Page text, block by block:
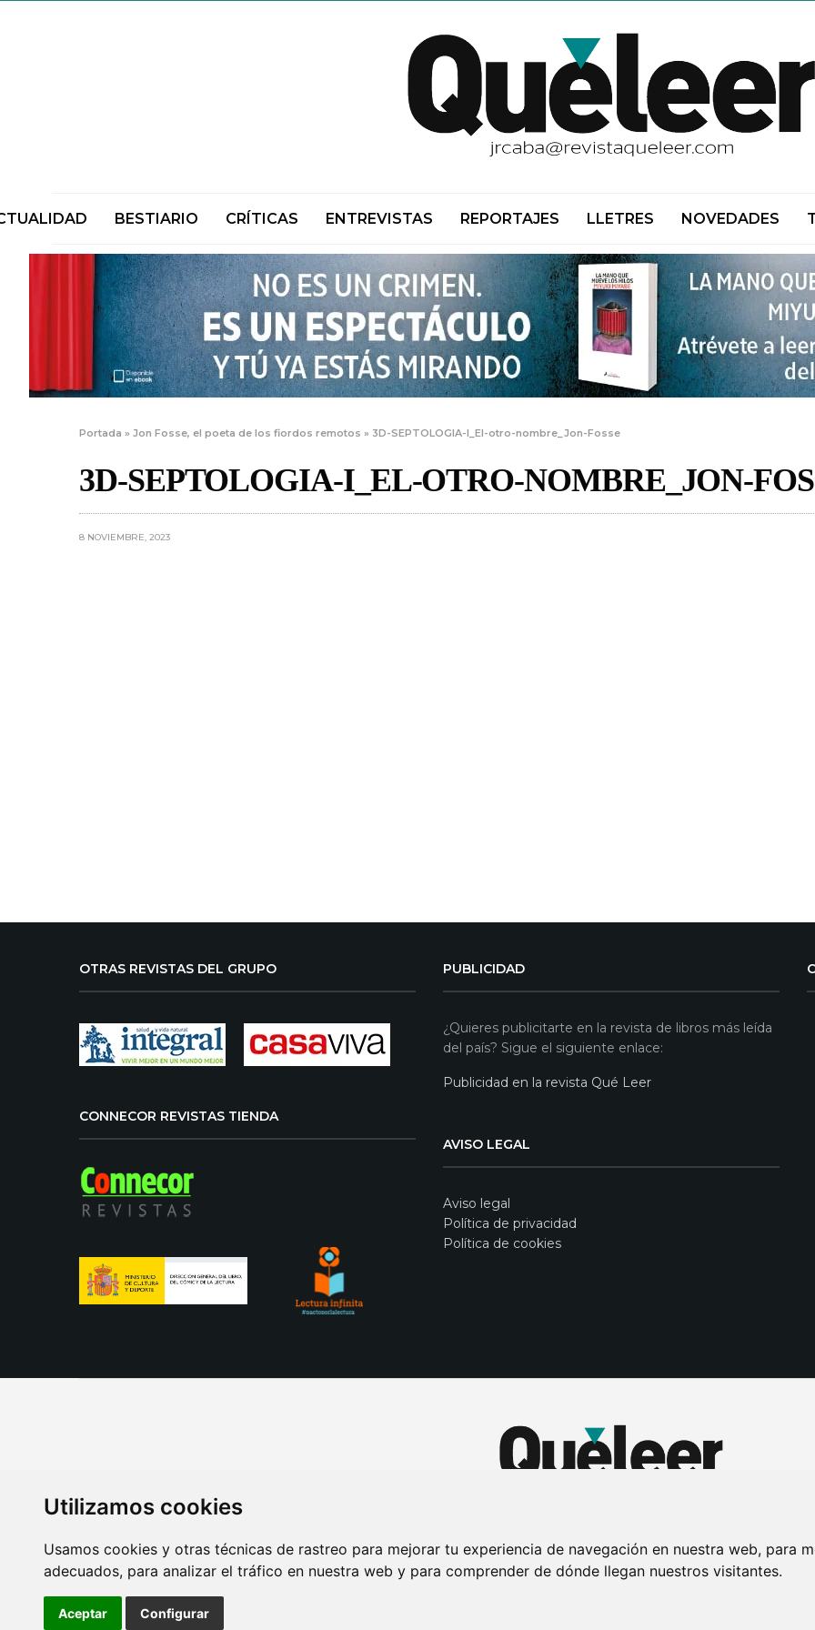
Utilizamos cookies
Usamos cookies y otras técnicas de rastreo para mejorar tu experiencia de navegación en nuestra web, para
adecuados, para analizar el tráfico en nuestra web y para comprender de dónde llegan nuestros visitantes.
Aceptar Configurar
BESTIARIO CRÍTICAS ENTREVISTAS REPORTAJES LLETRES NOVEDADES
Portada »Jon Fosse, el poeta de los fiordos remotos » 3D-SEPTOLOGIA-I_El-otro-nombre_Jon-Fosse
3D-SEPTOLOGIA-I_EL-OTRO-NOMBRE_JON-
8 NOVIEMBRE, 2023
OTRAS REVISTAS DEL GRUPO
CONNECOR REVISTAS TIENDA
PUBLICIDAD
¿Quieres publicitarte en la revista de libros más leída
del país? Sigue el siguiente enlace:
Publicidad en la revista Qué Leer
AVISO LEGAL
Aviso legal
Política de privacidad
Política de cookies
AVISO LEGAL POLITICA DE COOKIES POLITICA DE PRIVACIDAD PUBLICIDAD EN LA REVISTA QUÉ LEER SORTEO-